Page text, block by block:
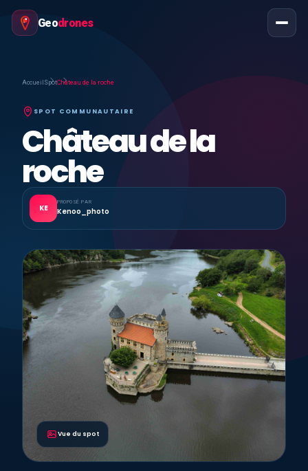
Geodrones
Accueil SpotChâteau de la roche
SPOT COMMUNAUTAIRE
Château de la
roche
KE
PROPOSÉ PAR
Kenoo_photo
Vue du spot